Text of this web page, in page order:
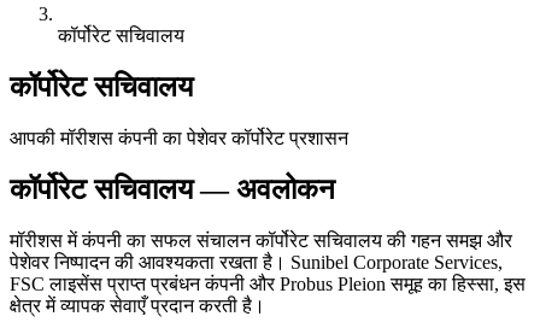
कॉर्पोरेट सचिवालय
कॉर्पोरेट सचिवालय
आपकी मॉरीशस कंपनी का पेशेवर कॉर्पोरेट प्रशासन
कॉर्पोरेट सचिवालय — अवलोकन
मॉरीशस में कंपनी का सफल संचालन कॉर्पोरेट सचिवालय की गहन समझ और
पेशेवर निष्पादन की आवश्यकता रखता है। Sunibel Corporate Services,
FSC लाइसेंस प्राप्त प्रबंधन कंपनी और Probus Pleion समूह का हिस्सा, इस
क्षेत्र में व्यापक सेवाएँ प्रदान करती है।